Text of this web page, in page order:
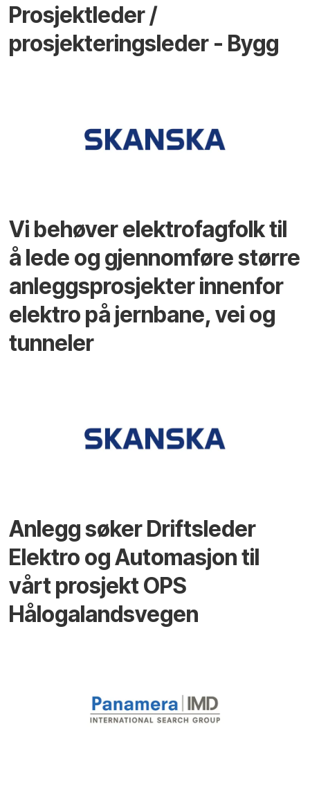
Prosjektleder /
prosjekteringsleder - Bygg
Vi behøver elektrofagfolk til
å lede og gjennomføre større
anleggsprosjekter innenfor
elektro på jernbane, vei og
tunneler
Anlegg søker Driftsleder
Elektro og Automasjon til
vårt prosjekt OPS
Hålogalandsvegen